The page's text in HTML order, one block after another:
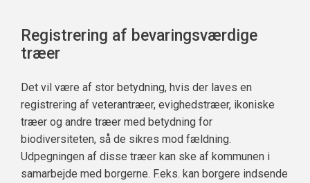
Registrering af bevaringsværdige
træer
Det vil være af stor betydning, hvis der laves en
registrering af veterantræer, evighedstræer, ikoniske
træer og andre træer med betydning for
biodiversiteten, så de sikres mod fældning.
Udpegningen af disse træer kan ske af kommunen i
samarbejde med borgerne. F.eks. kan borgere indsende